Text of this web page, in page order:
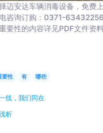
迈安达车辆消毒设备，免费
电咨询订购：0371-
要性的内容详见PDF文件资
要性 有 哪些
线，我们同在
析